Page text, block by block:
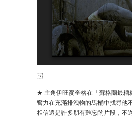
★ 主角伊旺麥奎格在「蘇格蘭最糟
奮力在充滿排洩物的馬桶中找尋他
相信這是許多朋有難忘的片段，不